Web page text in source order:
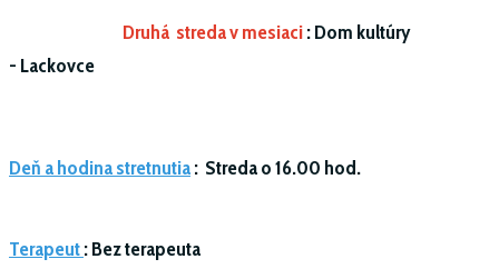
Druhá streda v mesiaci: Dom kultúry
- Lackovce
Deň a hodina stretnutia: Streda o 16.00 hod.
Terapeut: Bez terapeuta